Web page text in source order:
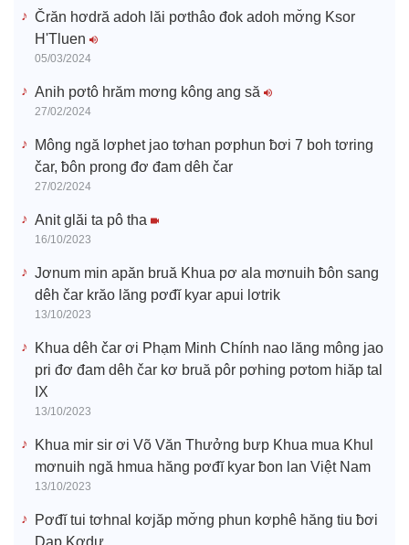
Črăn hơdră adoh lăi pơthâo đok adoh mơ̆ng Ksor
H'Tluen
05/03/2024
Anih pơtô hrăm mơng kông ang să
27/02/2024
Mông ngă lơphet jao tơhan pơphun ƀơi 7 boh tơring
čar, ƀôn prong đơ đam dêh čar
27/02/2024
Anit glăi ta pô tha
16/10/2023
Jơnum min apăn bruă Khua pơ ala mơnuih ƀôn sang
dêh čar krăo lăng pơđĭ kyar apui lơtrik
13/10/2023
Khua dêh čar ơi Phạm Minh Chính nao lăng mông jao
pri đơ đam dêh čar kơ bruă pôr pơhing pơtom hiăp tal
IX
13/10/2023
Khua mir sir ơi Võ Văn Thưởng bưp Khua mua Khul
mơnuih ngă hmua hăng pơđĭ kyar ƀon lan Việt Nam
13/10/2023
Pơđĭ tui tơhnal kơjăp mơ̆ng phun kơphê hăng tiu ƀơi
Dap Kơdư